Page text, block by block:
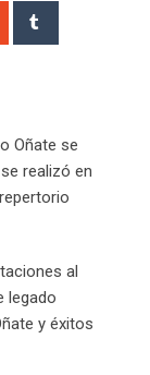
StumbleUpon
Oñate se
realizó en
al
legado
y éxitos